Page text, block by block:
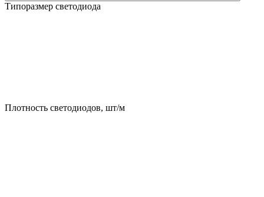
Типоразмер светодиода
Плотность светодиодов, шт/м